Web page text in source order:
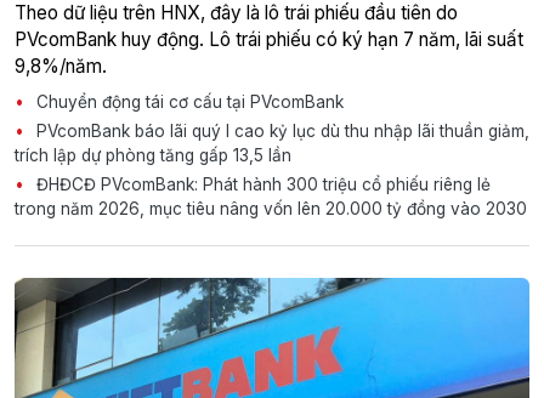
Theo dữ liệu trên HNX, đây là lô trái phiếu đầu tiên do
PVcomBank huy động. Lô trái phiếu có ký hạn 7 năm, lãi suất
9,8%/năm.
Chuyển động tái cơ cấu tại PVcomBank
PVcomBank báo lãi quý I cao kỷ lục dù thu nhập lãi thuần giảm,
trích lập dự phòng tăng gấp 13,5 lần
ĐHĐCĐ PVcomBank: Phát hành 300 triệu cổ phiếu riêng lẻ
trong năm 2026, mục tiêu nâng vốn lên 20.000 tỷ đồng vào 2030